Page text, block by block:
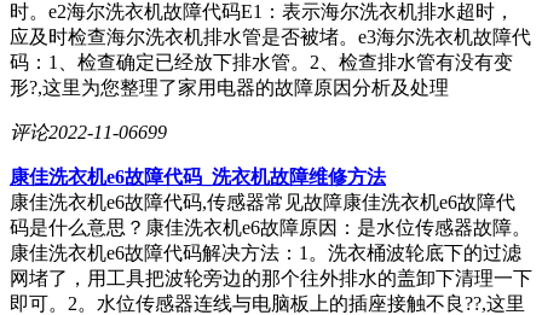
时。e2海尔洗衣机故障代码E1：表示海尔洗衣机排水超时，
应及时检查海尔洗衣机排水管是否被堵。e3海尔洗衣机故障代
码：1、检查确定已经放下排水管。2、检查排水管有没有变
形?,这里为您整理了家用电器的故障原因分析及处理
评论2022-11-06699
康佳洗衣机e6故障代码_洗衣机故障维修方法
康佳洗衣机e6故障代码,传感器常见故障康佳洗衣机e6故障代
码是什么意思？康佳洗衣机e6故障原因：是水位传感器故障。
康佳洗衣机e6故障代码解决方法：1。洗衣桶波轮底下的过滤
网堵了，用工具把波轮旁边的那个往外排水的盖卸下清理一下
即可。2。水位传感器连线与电脑板上的插座接触不良??,这里